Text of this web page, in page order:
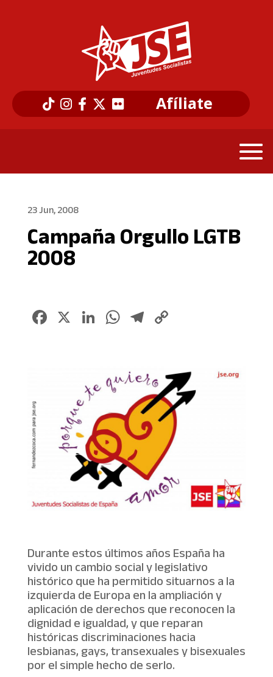
Afíliate
23 Jun, 2008
Campaña Orgullo LGTB
2008
Facebook
X LinkedIn
WhatsApp
Telegram
Durante estos últimos años España ha
vivido un cambio social y legislativo
histórico que ha permitido situarnos a la
izquierda de Europa en la ampliación y
aplicación de derechos que reconocen la
dignidad e igualdad, y que reparan
históricas discriminaciones hacia
lesbianas, gays, transexuales y bisexuales
por el simple hecho de serlo.